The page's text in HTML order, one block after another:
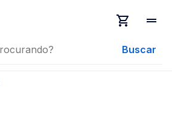
Buscar